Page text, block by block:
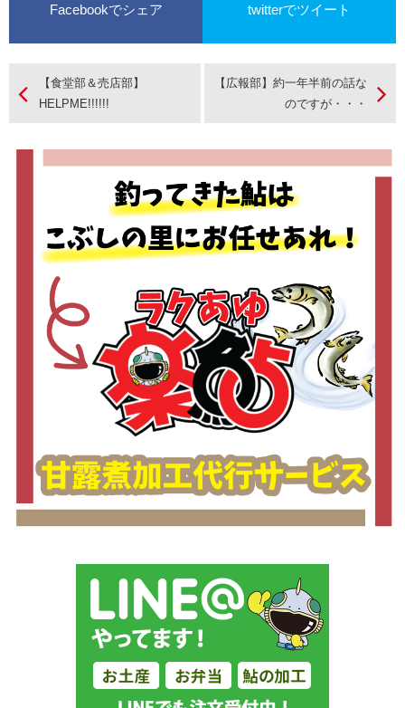
Facebookでシェア twitterでツイート
【食堂部＆売店部】
HELPME!!!!!!
【広報部】約一年半前の話な
のですが・・・